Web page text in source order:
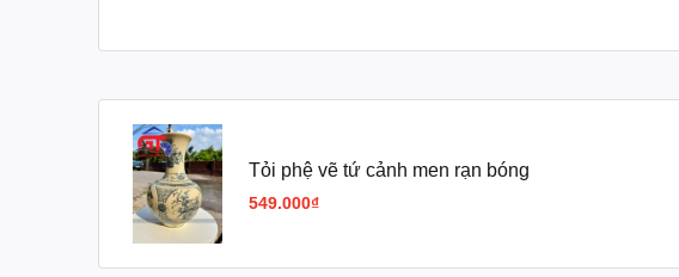
Tỏi phệ vẽ tứ cảnh men rạn bóng
549.000₫